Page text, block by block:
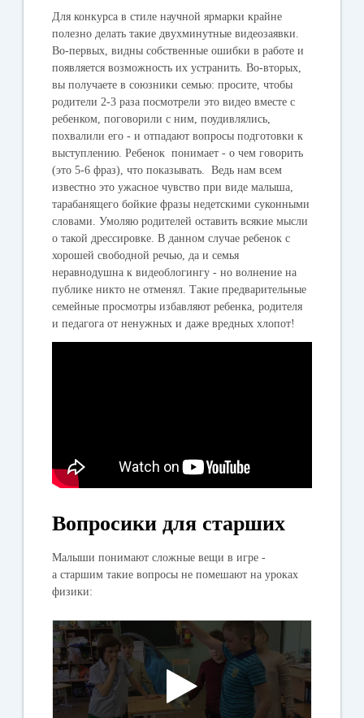
Для конкурса в стиле научной ярмарки крайне
полезно делать такие двухминутные видеозаявки.
Во-первых, видны собственные ошибки в работе и
появляется возможность их устранить. Во-вторых,
вы получаете в союзники семью: просите, чтобы
родители 2-3 раза посмотрели это видео вместе с
ребенком, поговорили с ним, поудивлялись,
похвалили его - и отпадают вопросы подготовки к
выступлению. Ребенок понимает - о чем говорить
(это 5-6 фраз), что показывать. Ведь нам всем
известно это ужасное чувство при виде малыша,
тарабанящего бойкие фразы недетскими суконными
словами. Умоляю родителей оставить всякие мысли
о такой дрессировке. В данном случае ребенок с
хорошей свободной речью, да и семья
неравнодушна к видеоблогингу - но волнение на
публике никто не отменял. Такие предварительные
семейные просмотры избавляют ребенка, родителя
и педагога от ненужных и даже вредных хлопот!
Вопросики для старших
Малыши понимают сложные вещи в игре -
а старшим такие вопросы не помешают на уроках
физики: